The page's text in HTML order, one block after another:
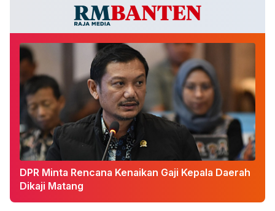
DPR Minta Rencana Kenaikan Gaji Kepala Daerah
Dikaji Matang